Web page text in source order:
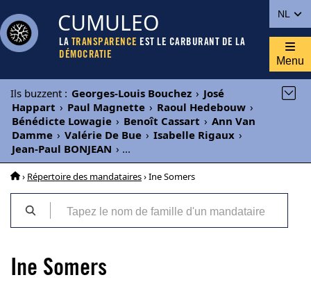
NL
CUMULEO
LA TRANSPARENCE EST LE CARBURANT DE LA
DÉMOCRATIE
Menu
Ils buzzent : Georges-Louis Bouchez › José
Happart › Paul Magnette › Raoul Hedebouw ›
Bénédicte Lowagie › Benoît Cassart › Ann Van
Damme › Valérie De Bue › Isabelle Rigaux ›
Jean-Paul BONJEAN › ...
› Répertoire des mandataires› Ine Somers
Ine Somers